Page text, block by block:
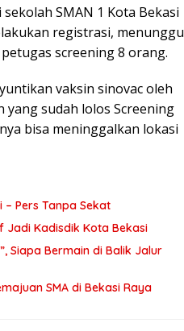
SMAN 1 Kota Bekasi
registrasi, menunggu
screening 8 orang.
vaksin sinovac oleh
yang sudah lolos Screening
bisa meninggalkan lokasi
– Pers Tanpa Sekat
Jadi Kadisdik Kota Bekasi
Siapa Bermain di Balik Jalur
SMA di Bekasi Raya